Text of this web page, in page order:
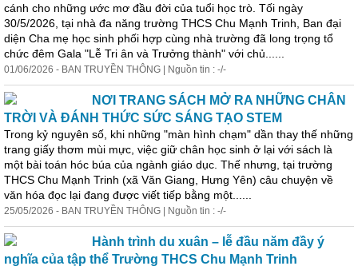
cánh cho những ước mơ đầu đời của tuổi học trò. Tối ngày
30/5/2026, tại nhà đa năng trường THCS Chu Mạnh Trinh, Ban đại
diện Cha mẹ học sinh phối hợp cùng nhà trường đã long trọng tổ
chức đêm Gala "Lễ Tri ân và Trưởng thành" với chủ......
01/06/2026 - BAN TRUYỀN THÔNG | Nguồn tin : -/-
NƠI TRANG SÁCH MỞ RA NHỮNG CHÂN
TRỜI VÀ ĐÁNH THỨC SỨC SÁNG TẠO STEM
Trong kỷ nguyên số, khi những "màn hình chạm" dần thay thế những
trang giấy thơm mùi mực, việc giữ chân học sinh ở lại với sách là
một bài toán hóc búa của ngành giáo dục. Thế nhưng, tại trường
THCS Chu Mạnh Trinh (xã Văn Giang, Hưng Yên) câu chuyện về
văn hóa đọc lại đang được viết tiếp bằng một......
25/05/2026 - BAN TRUYỀN THÔNG | Nguồn tin : -/-
Hành trình du xuân – lễ đầu năm đầy ý
nghĩa của tập thể Trường THCS Chu Mạnh Trinh